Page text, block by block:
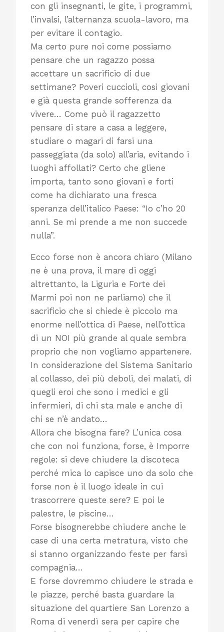
con gli insegnanti, le gite, i programmi,
l’invalsi, l’alternanza scuola-lavoro, ma
per evitare il contagio.
Ma certo pure noi come possiamo
pensare che un ragazzo possa
accettare un sacrificio di due
settimane? Poveri cuccioli, così giovani
e già questa grande sofferenza da
vivere… Come può il ragazzetto
pensare di stare a casa a leggere,
studiare o magari di farsi una
passeggiata (da solo) all’aria, evitando i
luoghi affollati? Certo che gliene
importa, tanto sono giovani e forti
come ha dichiarato una fresca
speranza dell’italico Paese: “Io c’ho 20
anni. Se mi prende a me non succede
nulla”.
Ecco forse non è ancora chiaro (Milano
ne è una prova, il mare di oggi
altrettanto, la Liguria e Forte dei
Marmi poi non ne parliamo) che il
sacrificio che si chiede è piccolo ma
enorme nell’ottica di Paese, nell’ottica
di un NOI più grande al quale sembra
proprio che non vogliamo appartenere.
In considerazione del Sistema Sanitario
al collasso, dei più deboli, dei malati, di
quegli eroi che sono i medici e gli
infermieri, di chi sta male e anche di
chi se n’è andato…
Allora che bisogna fare? L’unica cosa
che con noi funziona, forse, è Imporre
regole: si deve chiudere la discoteca
perché mica lo capisce uno da solo che
forse non è il luogo ideale in cui
trascorrere queste sere? E poi le
palestre, le piscine…
Forse bisognerebbe chiudere anche le
case di una certa metratura, visto che
si stanno organizzando feste per farsi
compagnia…
E forse dovremmo chiudere le strada e
le piazze, perché basta guardare la
situazione del quartiere San Lorenzo a
Roma di venerdì sera per capire che